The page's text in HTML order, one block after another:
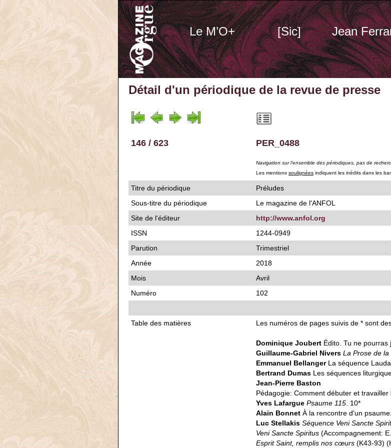
Le M’O+ [Sic] Jean
Détail d'un périodique de la revue de presse
146 / 623 PER_0488
Navigation sur l'ensemble des périodiques, pas de
Les mentions soulignées indiquent les inédits dans les
Titre du périodique
Préludes
Sous-titre du périodique
Le magazine de l'ANFOL
Site de l'éditeur
http://www.anfol.org
ISSN
1244-0949
Parution
Trimestriel
Année
2018
Mois
Avril
Numéro
102
Table des matières Les numéros de pages suivis de * sont
Dominique Joubert Édito. Tu ne pourras
Guillaume-Gabriel Nivers La Prose de
Emmanuel BellangerLa séquence
Bertrand Dumas Les séquences
Jean-Pierre Baston
Pédagogie: Comment débuter et
Yves Lafargue Psaume 115 . 10*
Alain Bonnet À la rencontre d'un
Luc Stellakis Séquence Veni Sancte
Veni Sancte Spiritus (Accompagnement:
Esprit Saint, remplis nos cœurs (K43-93)